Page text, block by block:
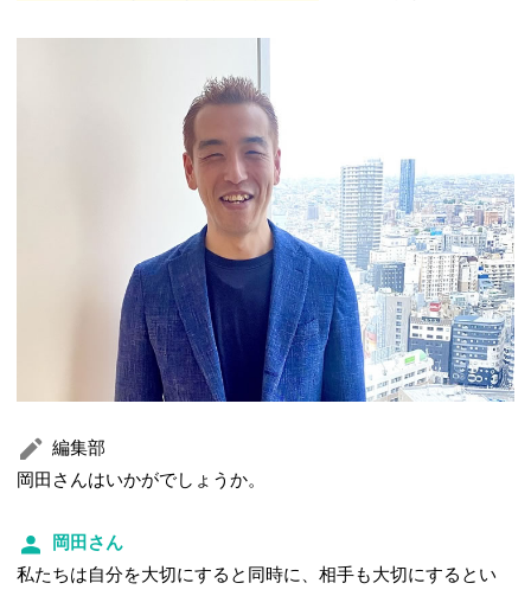
編集部
岡田さんはいかがでしょうか。
岡田さん
私たちは自分を大切にすると同時に、相手も大切にするとい